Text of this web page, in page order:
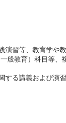
演習等、教育学や
般教育）科目等、
する講義および演